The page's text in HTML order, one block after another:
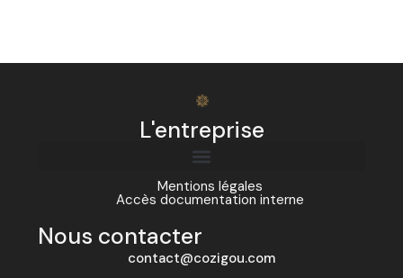
L'entreprise
Mentions légales
Accès documentation interne
Nous contacter
contact@cozigou.com